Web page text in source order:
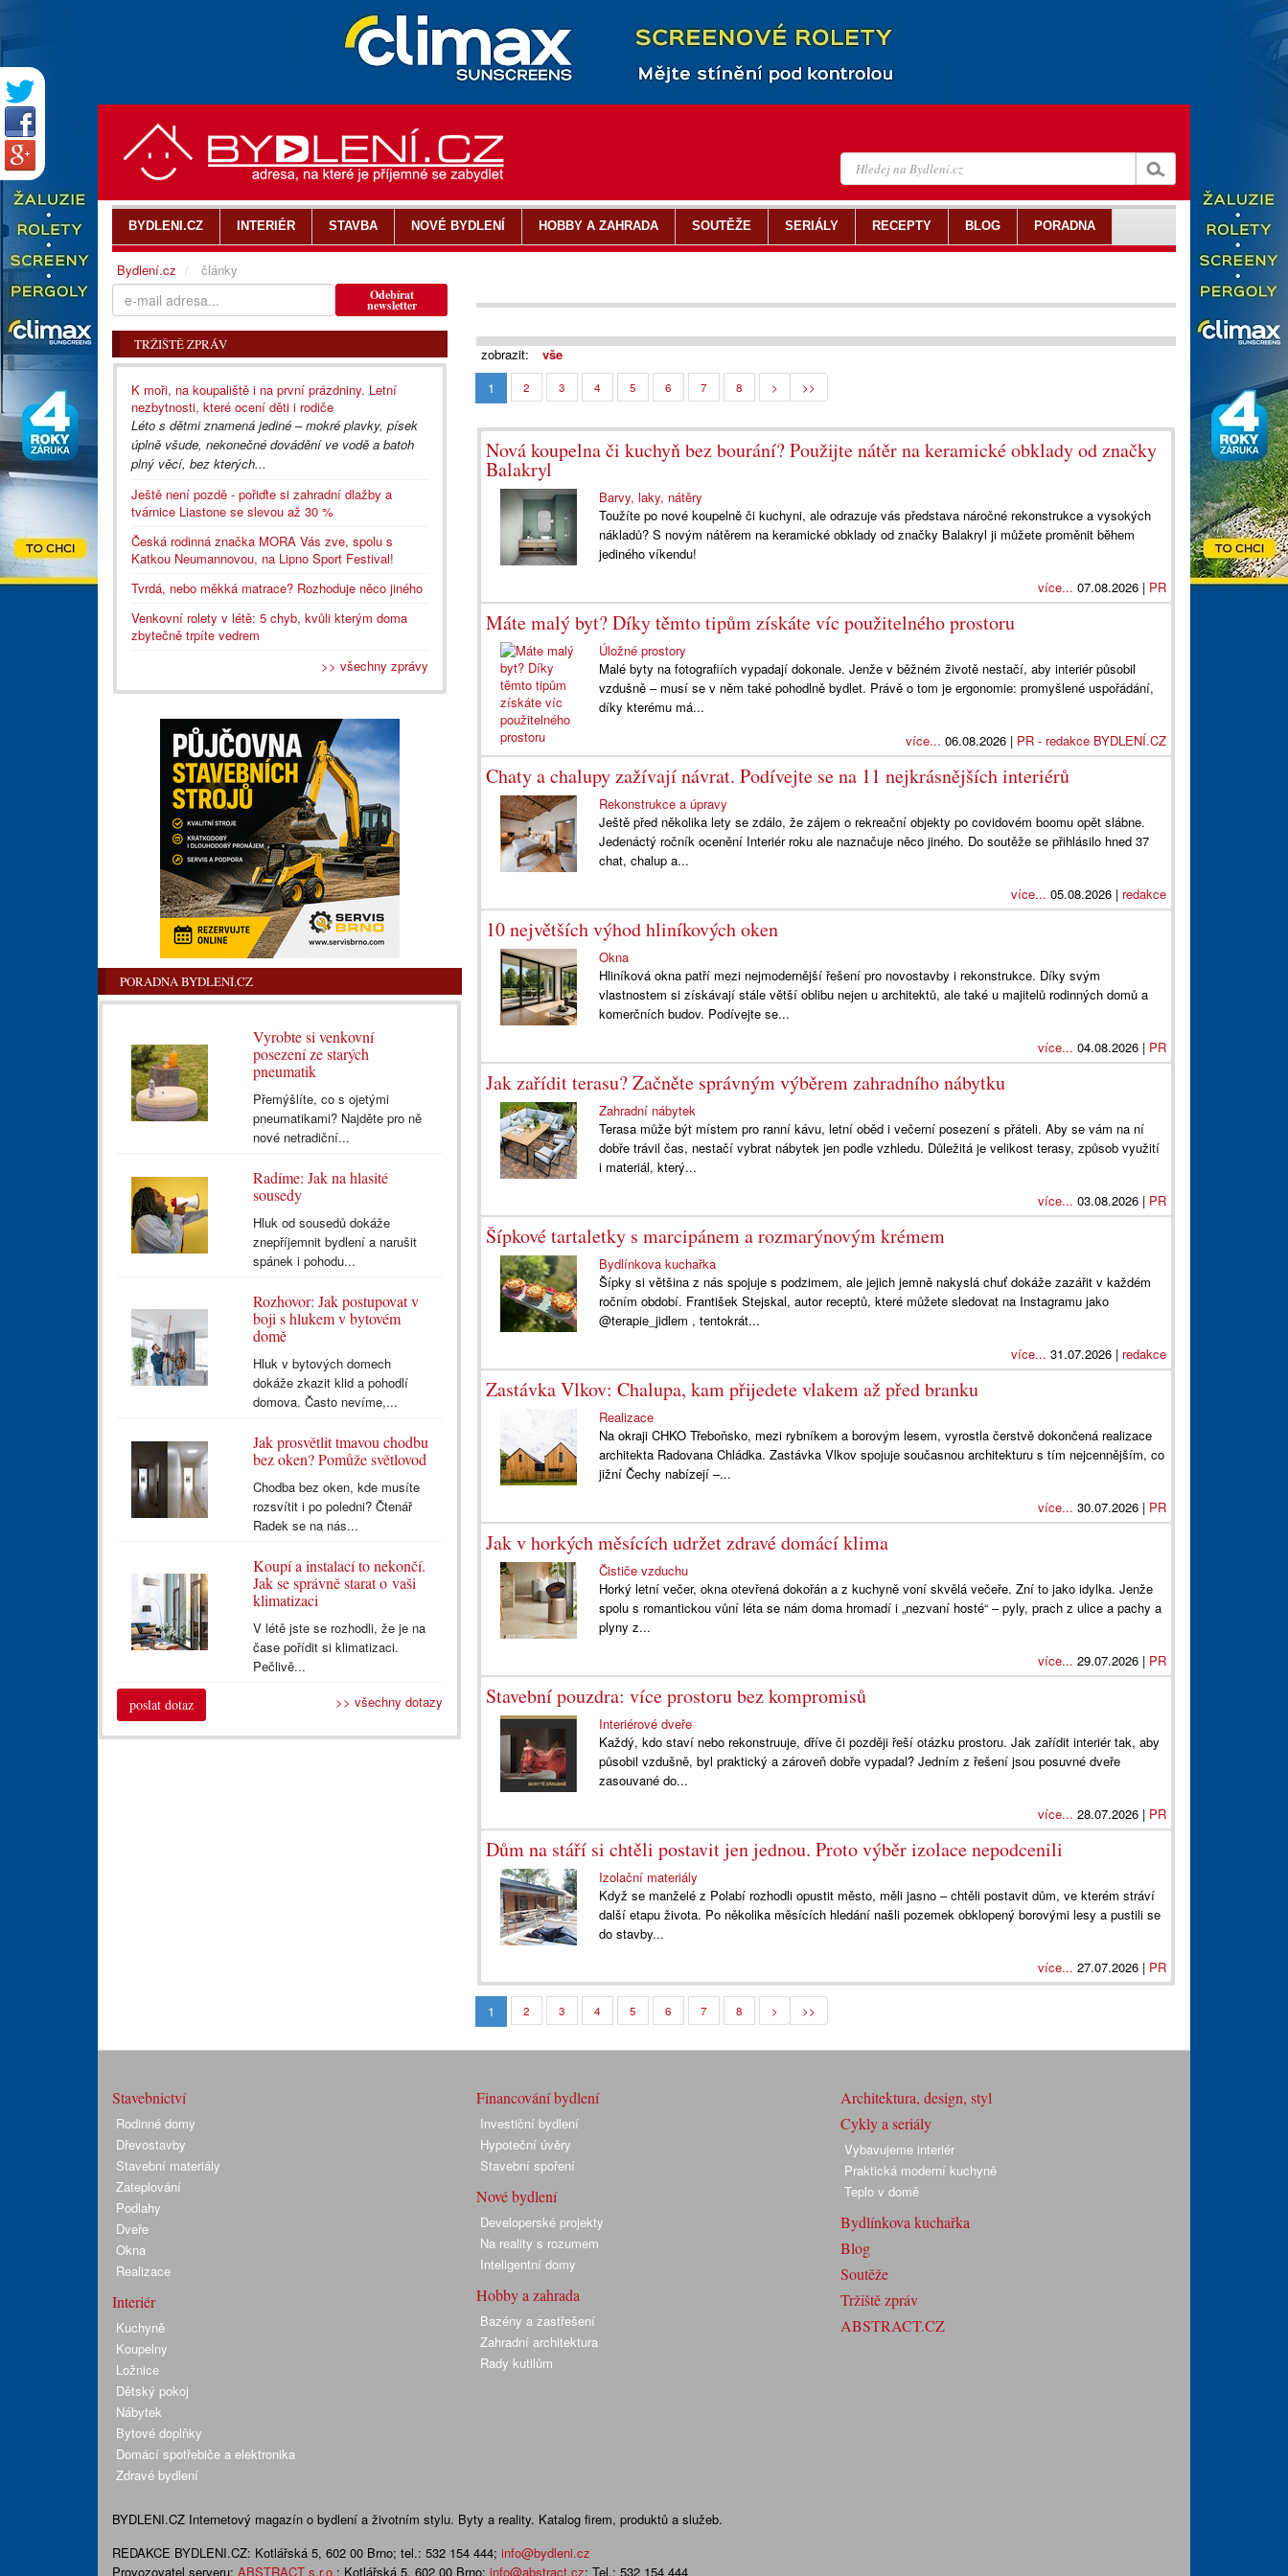
zobrazit:
vše
1
2 3 4 5 6 7 8 > >>
Nová koupelna či kuchyň bez bourání? Použijte nátěr na keramické obklady od značky
Balakryl
Barvy, laky, nátěry
Toužíte po nové koupelně či kuchyni, ale odrazuje vás představa náročné rekonstrukce a vysokých
nákladů? S novým nátěrem na keramické obklady od značky Balakryl ji můžete proměnit během
jediného víkendu!
více... 07.08.2026 | PR
Máte malý byt? Díky těmto tipům získáte víc použitelného prostoru
Úložné prostory
Malé byty na fotografiích vypadají dokonale. Jenže v běžném životě nestačí, aby interiér působil
vzdušně – musí se v něm také pohodlně bydlet. Právě o tom je ergonomie: promyšlené uspořádání,
díky kterému má...
více... 06.08.2026 | PR - redakce BYDLENÍ.CZ
Chaty a chalupy zažívají návrat. Podívejte se na 11 nejkrásnějších interiérů
Rekonstrukce a úpravy
Ještě před několika lety se zdálo, že zájem o rekreační objekty po covidovém boomu opět slábne.
Jedenáctý ročník ocenění Interiér roku ale naznačuje něco jiného. Do soutěže se přihlásilo hned 37
chat, chalup a...
více... 05.08.2026 | redakce
10 největších výhod hliníkových oken
Okna
Hliníková okna patří mezi nejmodernější řešení pro novostavby i rekonstrukce. Díky svým
vlastnostem si získávají stále větší oblibu nejen u architektů, ale také u majitelů rodinných domů a
komerčních budov. Podívejte se...
více... 04.08.2026 | PR
Jak zařídit terasu? Začněte správným výběrem zahradního nábytku
Zahradní nábytek
Terasa může být místem pro ranní kávu, letní oběd i večerní posezení s přáteli. Aby se vám na ní
dobře trávil čas, nestačí vybrat nábytek jen podle vzhledu. Důležitá je velikost terasy, způsob využití
i materiál, který...
více... 03.08.2026 | PR
Šípkové tartaletky s marcipánem a rozmarýnovým krémem
Bydlínkova kuchařka
Šípky si většina z nás spojuje s podzimem, ale jejich jemně nakyslá chuť dokáže zazářit v každém
ročním období. František Stejskal, autor receptů, které můžete sledovat na Instagramu jako
@terapie_jidlem , tentokrát...
více... 31.07.2026 | redakce
Zastávka Vlkov: Chalupa, kam přijedete vlakem až před branku
Realizace
Na okraji CHKO Třeboňsko, mezi rybníkem a borovým lesem, vyrostla čerstvě dokončená realizace
architekta Radovana Chládka. Zastávka Vlkov spojuje současnou architekturu s tím nejcennějším, co
jižní Čechy nabízejí –...
více... 30.07.2026 | PR
Jak v horkých měsících udržet zdravé domácí klima
Čističe vzduchu
Horký letní večer, okna otevřená dokořán a z kuchyně voní skvělá večeře. Zní to jako idylka. Jenže
spolu s romantickou vůní léta se nám doma hromadí i „nezvaní hosté“ – pyly, prach z ulice a pachy a
plyny z...
více... 29.07.2026 | PR
Stavební pouzdra: více prostoru bez kompromisů
Interiérové dveře
Každý, kdo staví nebo rekonstruuje, dříve či později řeší otázku prostoru. Jak zařídit interiér tak, aby
působil vzdušně, byl praktický a zároveň dobře vypadal? Jedním z řešení jsou posuvné dveře
zasouvané do...
více... 28.07.2026 | PR
Dům na stáří si chtěli postavit jen jednou. Proto výběr izolace nepodcenili
Izolační materiály
Když se manželé z Polabí rozhodli opustit město, měli jasno – chtěli postavit dům, ve kterém stráví
další etapu života. Po několika měsících hledání našli pozemek obklopený borovými lesy a pustili se
do stavby...
více... 27.07.2026 | PR
1 2 3 4 5 6 7 8 > >>
Odebírat
newsletter
TRŽIŠTĚ ZPRÁV
K moři, na koupaliště i na první prázdniny. Letní
nezbytnosti, které ocení děti i rodiče
Léto s dětmi znamená jediné – mokré plavky, písek
úplně všude, nekonečné dovádění ve vodě a batoh
plný věcí, bez kterých...
Ještě není pozdě - pořiďte si zahradní dlažby a
tvárnice Liastone se slevou až 30 %
Česká rodinná značka MORA Vás zve, spolu s
Katkou Neumannovou, na Lipno Sport Festival!
Tvrdá, nebo měkká matrace? Rozhoduje něco jiného
Venkovní rolety v létě: 5 chyb, kvůli kterým doma
zbytečně trpíte vedrem
>> všechny zprávy
PORADNA BYDLENÍ.CZ
Vyrobte si venkovní
posezení ze starých
pneumatik
Přemýšlíte, co s ojetými
pneumatikami? Najděte pro ně
nové netradiční...
Radíme: Jak na hlasité
sousedy
Hluk od sousedů dokáže
znepříjemnit bydlení a narušit
spánek i pohodu...
Rozhovor: Jak postupovat v
boji s hlukem v bytovém
domě
Hluk v bytových domech
dokáže zkazit klid a pohodlí
domova. Často nevíme,...
Jak prosvětlit tmavou chodbu
bez oken? Pomůže světlovod
Chodba bez oken, kde musíte
rozsvítit i po poledni? Čtenář
Radek se na nás...
Koupí a instalací to nekončí.
Jak se správně starat o vaši
klimatizaci
V létě jste se rozhodli, že je na
čase pořídit si klimatizaci.
Pečlivě...
poslat dotaz >> všechny dotazy
BYDLENI.CZ INTERIÉR STAVBA NOVÉ BYDLENÍ HOBBY A ZAHRADA SOUTĚŽE SERIÁLY RECEPTY BLOG PORADNA
Bydlení.cz články
Stavebnictví
Rodinné domy
Dřevostavby
Stavební materiály
Zateplování
Podlahy
Dveře
Okna
Realizace
Interiér
Kuchyně
Koupelny
Ložnice
Dětský pokoj
Nábytek
Bytové doplňky
Domácí spotřebiče a elektronika
Zdravé bydlení
Financování bydlení
Investiční bydlení
Hypoteční úvěry
Stavební spoření
Nové bydlení
Developerské projekty
Na reality s rozumem
Inteligentní domy
Hobby a zahrada
Bazény a zastřešení
Zahradní architektura
Rady kutilům
Architektura, design, styl
Cykly a seriály
Vybavujeme interiér
Praktická moderní kuchyně
Teplo v domě
Bydlínkova kuchařka
Blog
Soutěže
Tržiště zpráv
ABSTRACT.CZ
BYDLENI.CZ Internetový magazín o bydlení a životním stylu. Byty a reality. Katalog firem, produktů a služeb.
REDAKCE BYDLENI.CZ: Kotlářská 5, 602 00 Brno; tel.: 532 154 444; info@bydleni.cz
Provozovatel serveru: ABSTRACT s.r.o.; Kotlářská 5, 602 00 Brno; info@abstract.cz; Tel.: 532 154 444